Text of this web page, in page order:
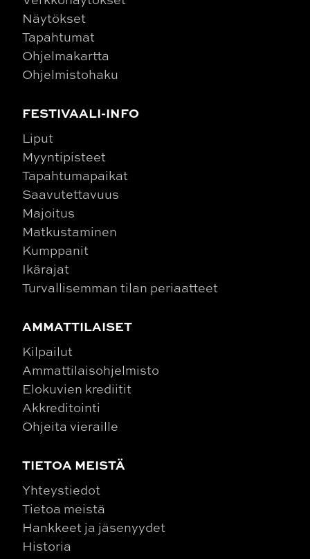
Näytökset
Tapahtumat
Ohjelmakartta
Ohjelmistohaku
FESTIVAALI-INFO
Liput
Myyntipisteet
Tapahtumapaikat
Saavutettavuus
Majoitus
Matkustaminen
Kumppanit
Ikärajat
Turvallisemman tilan periaatteet
AMMATTILAISET
Kilpailut
Ammattilaisohjelmisto
Elokuvien krediitit
Akkreditointi
Ohjeita vieraille
TIETOA MEISTÄ
Yhteystiedot
Tietoa meistä
Hankkeet ja jäsenyydet
Historia